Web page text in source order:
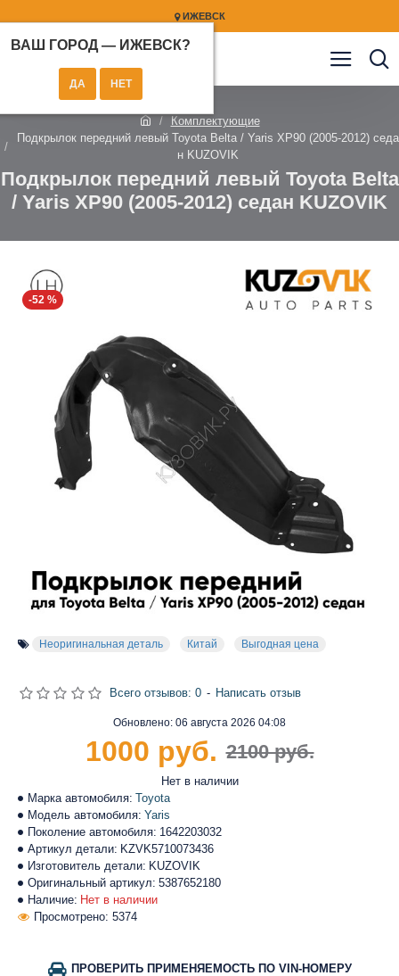
ИЖЕВСК
ВАШ ГОРОД — ИЖЕВСК?
Комплектующие
Подкрылок передний левый Toyota Belta / Yaris XP90 (2005-2012) седа
н KUZOVIK
Подкрылок передний левый Toyota Belta
/ Yaris XP90 (2005-2012) седан KUZOVIK
-52 %
Неоригинальная деталь Китай Выгодная цена
Наличие: Нет в наличии
Марка автомобиля: Toyota
Модель автомобиля: Yaris
Поколение автомобиля: 1642203032
Артикул детали: KZVK5710073436
Изготовитель детали: KUZOVIK
Оригинальный артикул: 5387652180
Просмотрено: 5374
Обновлено: 06 августа 2026 04:08
Нет в наличии
Всего отзывов: 0 - Написать отзыв
2100 руб.
1000 руб.
ПРОВЕРИТЬ ПРИМЕНЯЕМОСТЬ ПО VIN-НОМЕРУ